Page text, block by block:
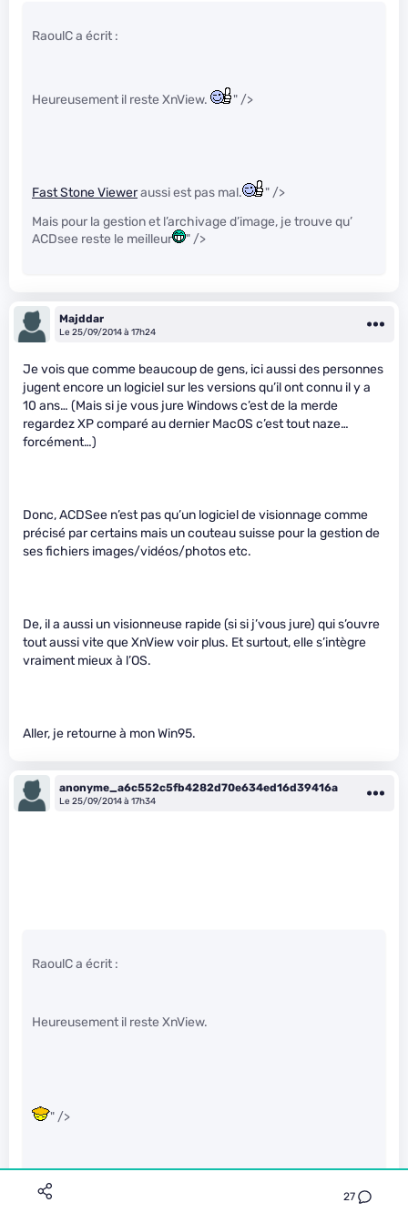
27
RaoulC a écrit :
Heureusement il reste XnView. " />
Fast Stone Vieweraussi est pas mal.
" />
Mais pour la gestion et l’archivage d’image, je trouve qu’
ACDsee reste le meilleur
" />
Majddar
Le 25/09/2014 à 17h24
Je vois que comme beaucoup de gens, ici aussi des personnes
jugent encore un logiciel sur les versions qu’il ont connu il y a
10 ans… (Mais si je vous jure Windows c’est de la merde
regardez XP comparé au dernier MacOS c’est tout naze…
forcément…)
Donc, ACDSee n’est pas qu’un logiciel de visionnage comme
précisé par certains mais un couteau suisse pour la gestion de
ses fichiers images/vidéos/photos etc.
De, il a aussi un visionneuse rapide (si si j’vous jure) qui s’ouvre
tout aussi vite que XnView voir plus. Et surtout, elle s’intègre
vraiment mieux à l’OS.
Aller, je retourne à mon Win95.
anonyme_a6c552c5fb4282d70e634ed16d39416a
Le 25/09/2014 à 17h34
RaoulC a écrit :
Heureusement il reste XnView.
" />
“Dans le temps”, j’utilisais aussi “nconvert” sur un serv
@home pour la création scriptée et programmée de
thumbnails dans des galeries d’images.